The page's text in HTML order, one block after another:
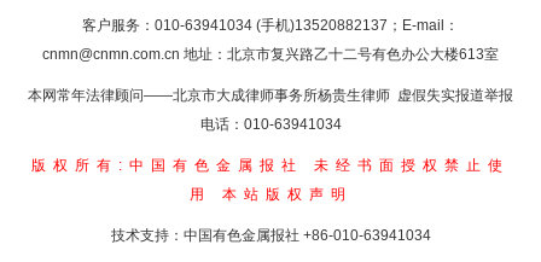
客户服务：010-63941034 (手机)13520882137；E-mail：
cnmn@cnmn.com.cn 地址：北京市复兴路乙十二号有色办公大楼613室
本网常年法律顾问——北京市大成律师事务所杨贵生律师 虚假失实报道举报
电话：010-63941034
版权所有:中国有色金属报社
未经书面授权禁止使
用 本站版权声明
技术支持：中国有色金属报社 +86-010-63941034